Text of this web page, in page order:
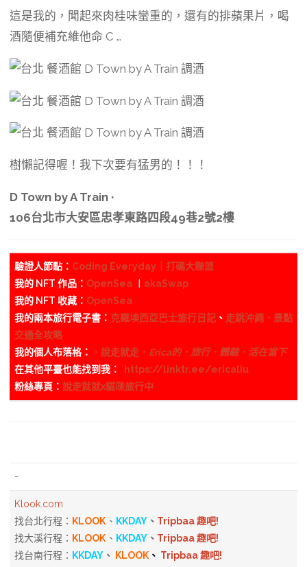
這是我的，聞起來肉桂味蠻重的，還有的排蘋果片，喝
酒隨便補充維他命 C …
樹懶記得喔！我下次要有猛男的！！！
D Town by A Train ·
106台北市大安區忠孝東路四段49巷2號2樓
驗證人節點： Coding Everyday｜打碼大聯盟
我的 NFT 作品： OpenSea ︱ akaSwap
我的 NFT 收藏： OpenSea
我的兩本旅行電子書： 克羅埃西亞巴士旅行日記 、 走跳沖繩．景點
交通全攻略
我的個人布落格：
．說走就走． Erica的．旅行．體驗．活在當下
在其他平臺也能找到我： https://linktr.ee/ericaliu
粉絲專頁： 說走就就x貓咪旅行中
-
Klook.com
找台北行程： KLOOK 、 KKDAY 、 Tripbaa 趣吧!
找大溪行程： KLOOK 、 KKDAY 、 Tripbaa 趣吧!
找台南行程： KKDAY 、 KLOOK、 Tripbaa 趣吧!